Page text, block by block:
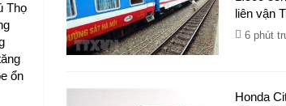
Thọ
ổn
liên vận
6 phút
Honda